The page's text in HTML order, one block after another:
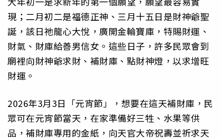
現；二月初二是福德正神、三月十五日是財神爺聖
誕，該日祂龍心大悅，廣開金輪寶庫，特賜財運、
財氣、財庫給善男信女。這些日子，許多民眾會到
廟裡向財神爺求財、補財庫、點財神燈，以求增旺
財運。
2026年3月3日「元宵節」，想要在這天補財庫，民
眾可在元宵節當天，在家準備好三牲、水果等供
品，補財庫專用的金紙，向天官大帝祝壽並祈求天